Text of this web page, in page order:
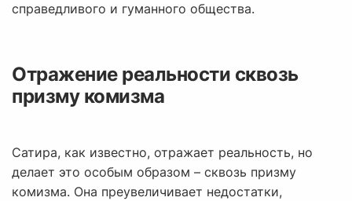
справедливого и гуманного общества.
Отражение реальности сквозь
призму комизма
Сатира, как известно, отражает реальность, но
делает это особым образом – сквозь призму
комизма. Она преувеличивает недостатки,